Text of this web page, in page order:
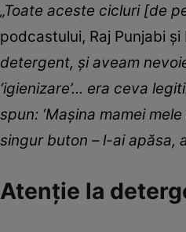
„Toate aceste cicluri [de
podcastului, Raj Punjabi și
detergent, și aveam
‘igienizare’... era ceva
spun: ‘Mașina mamei
singur buton – l-ai apăsa,
Atenție la